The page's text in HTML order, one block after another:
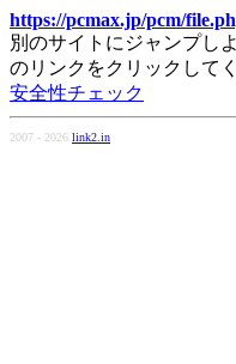
https://pcmax.jp/pcm/
別のサイトにジャンプし
のリンクをクリックして
安全性チェック
2007 - 2026 link2.in